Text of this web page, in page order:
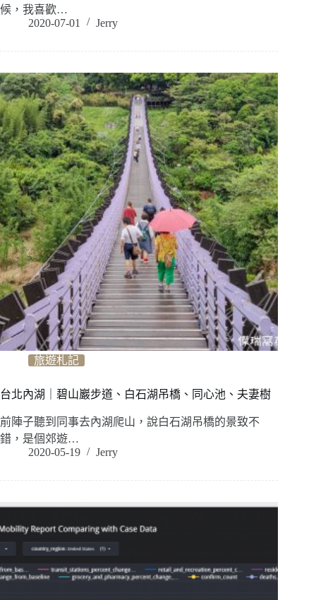
候，我喜歡…
2020-07-01
Jerry
旅遊札記
台北內湖｜碧山巖步道、白石湖吊橋、同心池、夫妻樹
前陣子聽到同事去內湖爬山，說白石湖吊橋的景致不
錯，是個郊遊…
2020-05-19
Jerry